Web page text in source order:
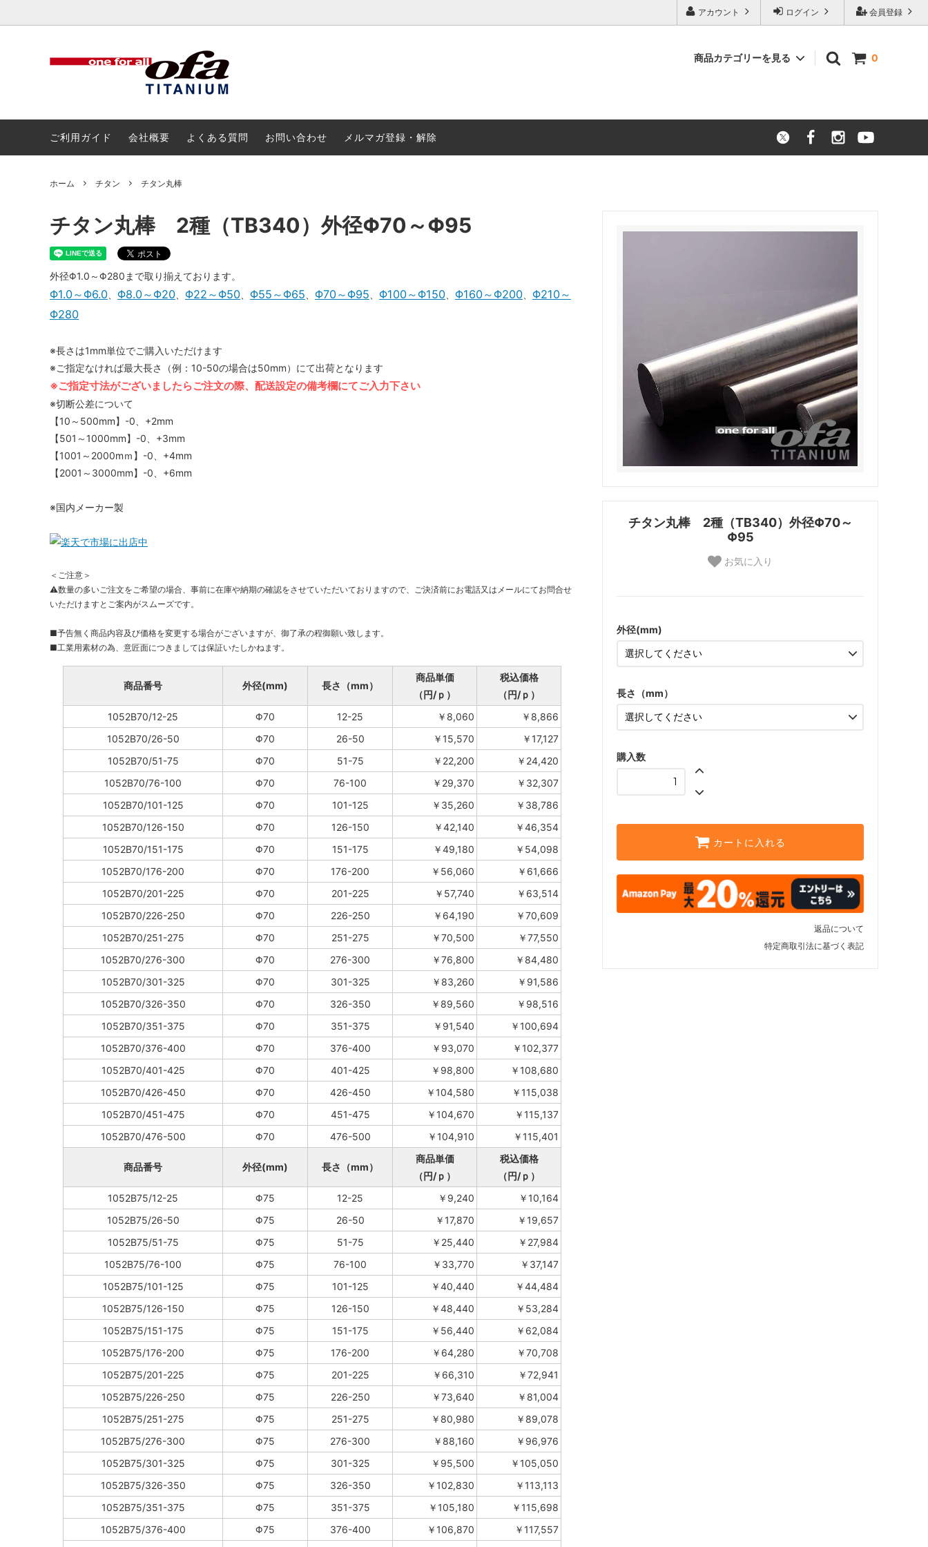
会員登録
ログイン
アカウント
0
商品カテゴリーを見る
アルミ ボルト・ナット・リベット等
ご利用ガイド 会社概要 よくある質問 お問い合わせ メルマガ登録・解除
ホーム チタン チタン丸棒
チタン丸棒 2種（TB340）外径Φ70～
Φ95
お気に入り
外径(mm)
長さ（mm）
購入数
カートに入れる
返品について
特定商取引法に基づく表記
チタン丸棒 2種（TB340）外径Φ70～Φ95
外径Φ1.0～Φ280まで取り揃えております。
Φ1.0～Φ6.0 Φ8.0～Φ20 Φ22～Φ50 Φ55～Φ65 Φ70～Φ95 Φ100～Φ150 Φ160～Φ200
Φ210～
Φ280
※長さは1mm単位でご購入いただけます
※ご指定なければ最大長さ（例：10-50の場合は50mm）にて出荷となります
※ご指定寸法がございましたらご注文の際、配送設定の備考欄にてご入力下さい
※切断公差について
【10～500mm】-0、+2mm
【501～1000mm】-0、+3mm
【1001～2000mｍ】-0、+4mm
【2001～3000mm】-0、+6mm
※国内メーカー製
＜ご注意＞
⚠数量の多いご注文をご希望の場合、事前に在庫や納期の確認をさせていただいておりますので、ご決済前にお電話又はメールにてお問合せ
いただけますとご案内がスムーズです。
■予告無く商品内容及び価格を変更する場合がございますが、御了承の程御願い致します。
■工業用素材の為、意匠面につきましては保証いたしかねます。
商品番号 外径(mm) 長さ（mm）
商品単価
（円/ｐ）
税込価格
（円/ｐ）
1052B70/12-25
Φ70 12-25 ￥8,060
￥8,866
1052B70/26-50
Φ70 26-50 ￥15,570
￥17,127
1052B70/51-75
Φ70 51-75 ￥22,200
￥24,420
1052B70/76-100
Φ70 76-100 ￥29,370
￥32,307
1052B70/101-125
Φ70 101-125 ￥35,260
￥38,786
1052B70/126-150
Φ70 126-150 ￥42,140
￥46,354
1052B70/151-175
Φ70 151-175 ￥49,180
￥54,098
1052B70/176-200
Φ70 176-200 ￥56,060
￥61,666
1052B70/201-225
Φ70 201-225 ￥57,740
￥63,514
1052B70/226-250
Φ70 226-250 ￥64,190
￥70,609
1052B70/251-275
Φ70 251-275 ￥70,500
￥77,550
1052B70/276-300
Φ70 276-300 ￥76,800
￥84,480
1052B70/301-325
Φ70 301-325 ￥83,260
￥91,586
1052B70/326-350
Φ70 326-350 ￥89,560
￥98,516
1052B70/351-375
Φ70 351-375 ￥91,540
￥100,694
1052B70/376-400
Φ70 376-400 ￥93,070
￥102,377
1052B70/401-425
Φ70 401-425 ￥98,800
￥108,680
1052B70/426-450
Φ70 426-450 ￥104,580
￥115,038
1052B70/451-475
Φ70 451-475 ￥104,670
￥115,137
1052B70/476-500
Φ70 476-500 ￥104,910 ￥115,401
商品番号 外径(mm) 長さ（mm）
商品単価
（円/ｐ）
税込価格
（円/ｐ）
1052B75/12-25
Φ75 12-25 ￥9,240
￥10,164
1052B75/26-50
Φ75 26-50 ￥17,870
￥19,657
1052B75/51-75
Φ75 51-75 ￥25,440
￥27,984
1052B75/76-100
Φ75 76-100 ￥33,770
￥37,147
1052B75/101-125
Φ75 101-125 ￥40,440
￥44,484
1052B75/126-150
Φ75 126-150 ￥48,440
￥53,284
1052B75/151-175
Φ75 151-175 ￥56,440
￥62,084
1052B75/176-200
Φ75 176-200 ￥64,280
￥70,708
1052B75/201-225
Φ75 201-225 ￥66,310
￥72,941
1052B75/226-250
Φ75 226-250 ￥73,640
￥81,004
1052B75/251-275
Φ75 251-275 ￥80,980
￥89,078
1052B75/276-300
Φ75 276-300 ￥88,160
￥96,976
1052B75/301-325
Φ75 301-325 ￥95,500
￥105,050
1052B75/326-350
Φ75 326-350 ￥102,830
￥113,113
1052B75/351-375
Φ75 351-375 ￥105,180
￥115,698
1052B75/376-400
Φ75 376-400 ￥106,870
￥117,557